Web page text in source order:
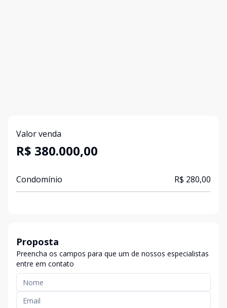
Valor venda
R$ 380.000,00
Condomínio R$ 280,00
Proposta
Preencha os campos para que um de nossos especialistas
entre em contato